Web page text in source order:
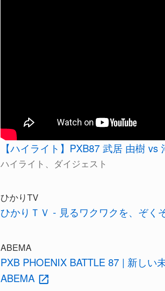
【ハイライト】PXB87 武居 由樹 vs
ハイライト、ダイジェスト
ひかりTV
ひかりＴＶ - 見るワクワクを、ぞく
ABEMA
PXB PHOENIX BATTLE 87 | 新しい
ABEMA